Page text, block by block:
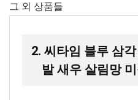
그 외 상품들
2. 씨타임 블루 삼
발 새우 살림망